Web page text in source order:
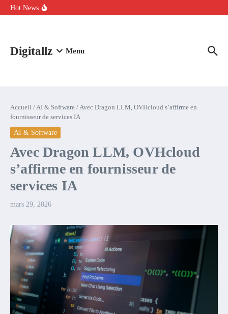
Aller au contenu
Hot News
Comment l’IA simplifie la data de caisse pour la transformer en
Digitallz Menu
Accueil /AI & Software /Avec Dragon LLM, OVHcloud s’affirme en
fournisseur de services IA
AI & Software
Avec Dragon LLM, OVHcloud
s’affirme en fournisseur de
services IA
mars 29, 2026